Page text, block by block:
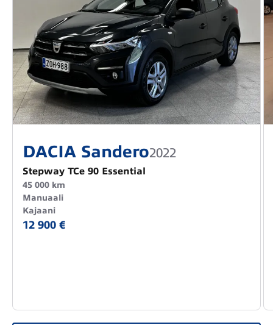
DACIA Sandero2022
Stepway TCe 90 Essential
45 000 km
Manuaali
Kajaani
12 900 €